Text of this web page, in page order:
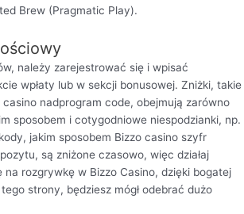
Brew (Pragmatic Play).
należy zarejestrować się i wpisać
wpłaty lub w sekcji bonusowej. Zniżki, takie
casino nadprogram code, obejmują zarówno
sposobem i cotygodniowe niespodzianki, np.
jakim sposobem Bizzo casino szyfr
są zniżone czasowo, więc działaj
na rozgrywkę w Bizzo Casino, dzięki bogatej
strony, będziesz mógł odebrać dużo